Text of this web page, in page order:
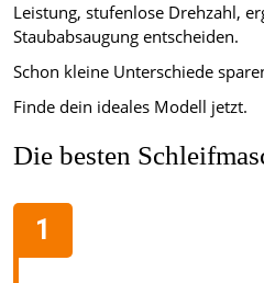
Leistung, stufenlose Drehzahl,
Staubabsaugung entscheiden.
Schon kleine Unterschiede
Finde dein ideales Modell jetzt.
Die besten